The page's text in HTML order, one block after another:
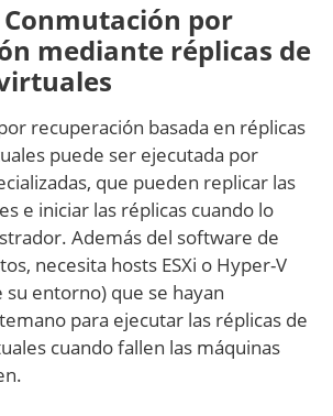
Conmutación por
mediante réplicas de
recuperación basada en réplicas
puede ser ejecutada por
que pueden replicar las
e iniciar las réplicas cuando lo
Además del software de
necesita hosts ESXi o Hyper-V
entorno) que se hayan
para ejecutar las réplicas de
cuando fallen las máquinas